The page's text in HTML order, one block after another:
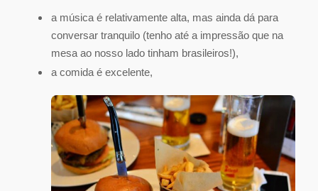
a música é relativamente alta, mas ainda dá para
conversar tranquilo (tenho até a impressão que na
mesa ao nosso lado tinham brasileiros!),
a comida é excelente,